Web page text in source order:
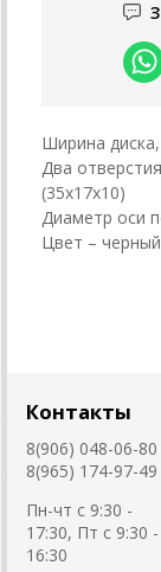
Ширина
Два
(35х17х10)
Диаметр оси
Цвет –
Контакты
8(906) 048-06-80
8(965) 174-97-49
Пн-чт с 9:30 -
17:30, Пт с 9:30 -
16:30